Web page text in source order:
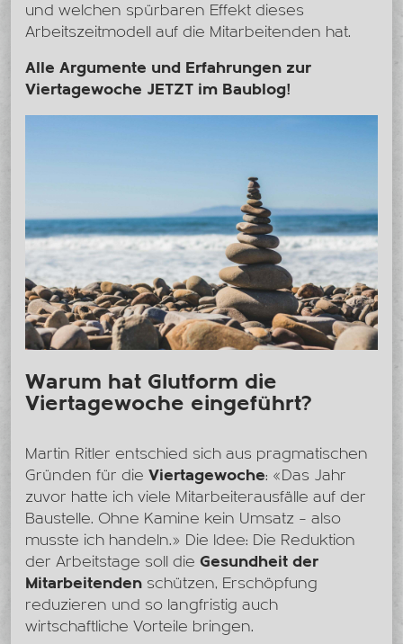
und welchen spürbaren Effekt dieses
Arbeitszeitmodell auf die Mitarbeitenden hat.
Alle Argumente und Erfahrungen zur
Viertagewoche JETZT im Baublog!
Warum hat Glutform die
Viertagewoche eingeführt?
Martin Ritler entschied sich aus pragmatischen
Gründen für die Viertagewoche: «Das Jahr
zuvor hatte ich viele Mitarbeiterausfälle auf der
Baustelle. Ohne Kamine kein Umsatz – also
musste ich handeln.» Die Idee: Die Reduktion
der Arbeitstage soll die Gesundheit der
Mitarbeitenden schützen, Erschöpfung
reduzieren und so langfristig auch
wirtschaftliche Vorteile bringen.